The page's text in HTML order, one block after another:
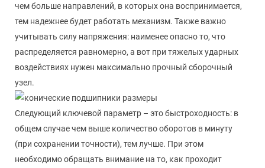
чем больше направлений, в которых она воспринимается,
тем надежнее будет работать механизм. Также важно
учитывать силу напряжения: наименее опасно то, что
распределяется равномерно, а вот при тяжелых ударных
воздействиях нужен максимально прочный сборочный
узел.
Следующий ключевой параметр – это быстроходность: в
общем случае чем выше количество оборотов в минуту
(при сохранении точности), тем лучше. При этом
необходимо обращать внимание на то, как проходит